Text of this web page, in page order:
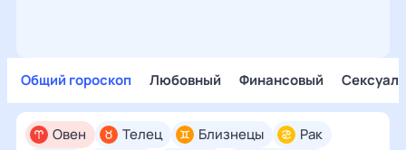
Общий гороскоп Любовный Финансовый
Овен Телец Близнецы
Рак